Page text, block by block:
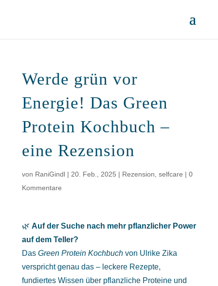
Werde grün vor
Energie! Das Green
Protein Kochbuch –
eine Rezension
von RaniGindl| 20. Feb., 2025 | Rezension selfcare | 0
Kommentare
🌿 Auf der Suche nach mehr pflanzlicher Power
auf dem Teller?
Das Green Protein Kochbuchvon Ulrike Zika
verspricht genau das – leckere Rezepte,
fundiertes Wissen über pflanzliche Proteine und